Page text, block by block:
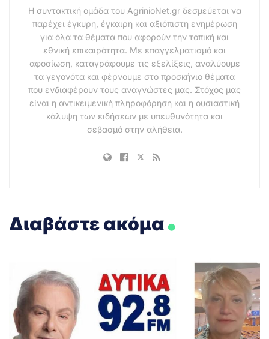
Η συντακτική ομάδα του AgrinioNet.gr δεσμεύεται να
παρέχει έγκυρη, έγκαιρη και αξιόπιστη ενημέρωση
για όλα τα θέματα που αφορούν την τοπική και
εθνική επικαιρότητα. Με επαγγελματισμό και
αφοσίωση, καταγράφουμε τις εξελίξεις, αναλύουμε
τα γεγονότα και φέρνουμε στο προσκήνιο θέματα
που ενδιαφέρουν τους αναγνώστες μας. Στόχος μας
είναι η αντικειμενική πληροφόρηση και η ουσιαστική
κάλυψη των ειδήσεων με υπευθυνότητα και
σεβασμό στην αλήθεια.
Διαβάστε ακόμα.